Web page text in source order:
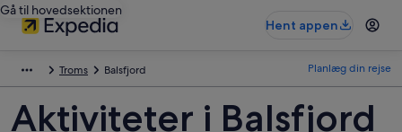
Gå til hovedsektionen
Hent appen
Troms Balsfjord Planlæg din rejse
Aktiviteter i Balsfjord